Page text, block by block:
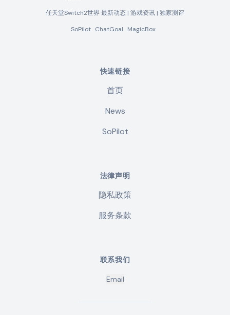
任天堂Switch2世界 最新动态 | 游戏资讯 | 独家测评
SoPilot ChatGoal MagicBox
快速链接
首页
News
SoPilot
法律声明
隐私政策
服务条款
联系我们
Email